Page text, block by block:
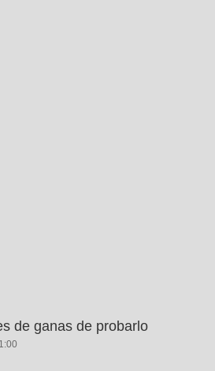
de ganas de probarlo